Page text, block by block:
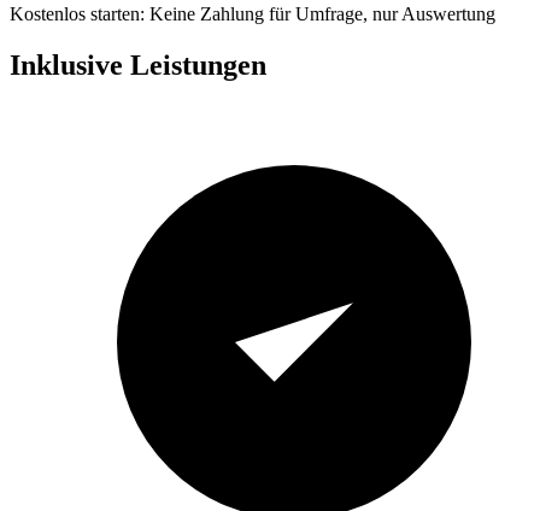
Kostenlos starten: Keine Zahlung für Umfrage, nur Auswertung
Inklusive Leistungen